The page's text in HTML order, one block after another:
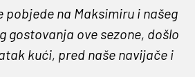
na Maksimiru i našeg
gostovanja ove sezone, došlo
kući, pred naše navijače i